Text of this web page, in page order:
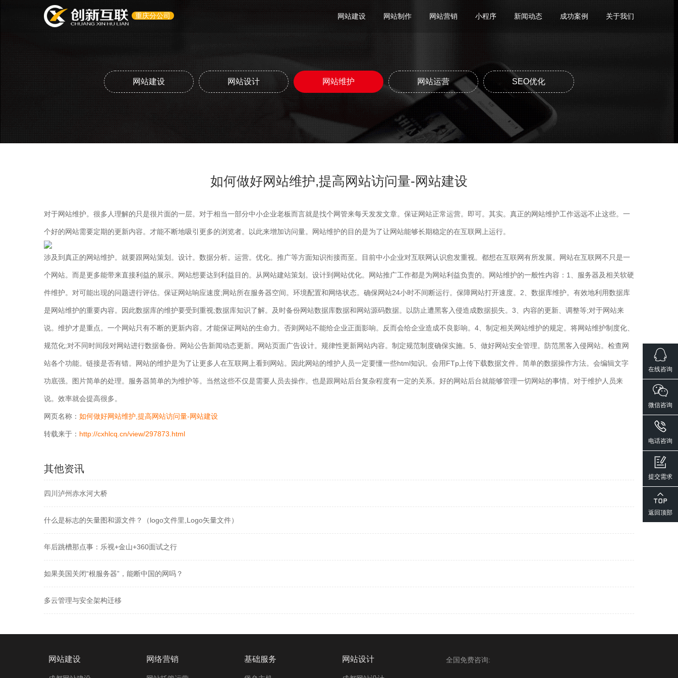
重庆分公司 网站建设 网站制作 网站营销 小程序 新闻动态 成功案例 关于我们
网站建设 网站设计 网站维护 网站运营 SEO优化
如何做好网站维护,提高网站访问量-网站建设
对于网站维护。很多人理解的只是很片面的一层。对于相当一部分中小企业老板而言就是找个网管来每天发发文章。保证网站正常运营。即可。其实。真正的网站维护工作远远不止这些。一
个好的网站需要定期的更新内容。才能不断地吸引更多的浏览者。以此来增加访问量。网站维护的目的是为了让网站能够长期稳定的在互联网上运行。
涉及到真正的网站维护。就要跟网站策划。设计。数据分析。运营。优化。推广等方面知识衔接而至。目前中小企业对互联网认识愈发重视。都想在互联网有所发展。网站在互联网不只是一
个网站。而是更多能带来直接利益的展示。网站想要达到利益目的。从网站建站策划。设计到网站优化。网站推广工作都是为网站利益负责的。网站维护的一般性内容：1、服务器及相关软硬
件维护。对可能出现的问题进行评估。保证网站响应速度;网站所在服务器空间。环境配置和网络状态。确保网站24小时不间断运行。保障网站打开速度。2、数据库维护。有效地利用数据库
是网站维护的重要内容。因此数据库的维护要受到重视;数据库知识了解。及时备份网站数据库数据和网站源码数据。以防止遭黑客入侵造成数据损失。3、内容的更新、调整等;对于网站来
说。维护才是重点。一个网站只有不断的更新内容。才能保证网站的生命力。否则网站不能给企业正面影响。反而会给企业造成不良影响。4、制定相关网站维护的规定。将网站维护制度化、
规范化;对不同时间段对网站进行数据备份。网站公告新闻动态更新。网站页面广告设计。规律性更新网站内容。制定规范制度确保实施。5、做好网站安全管理。防范黑客入侵网站。检查网
站各个功能。链接是否有错。网站的维护是为了让更多人在互联网上看到网站。因此网站的维护人员一定要懂一些html知识。会用FTp上传下载数据文件。简单的数据操作方法。会编辑文字
功底强。图片简单的处理。服务器简单的为维护等。当然这些不仅是需要人员去操作。也是跟网站后台复杂程度有一定的关系。好的网站后台就能够管理一切网站的事情。对于维护人员来
说。效率就会提高很多。
网页名称： 如何做好网站维护,提高网站访问量-网站建设
转载来于： http://cxhlcq.cn/view/297873.html
其他资讯
四川泸州赤水河大桥
什么是标志的矢量图和源文件？（logo文件里,Logo矢量文件）
年后跳槽那点事：乐视+金山+360面试之行
如果美国关闭“根服务器”，能断中国的网吗？
多云管理与安全架构迁移
网站建设 网络营销 基础服务 网站设计 全国免费咨询:
在线咨询
微信咨询
电话咨询
提交需求
返回顶部